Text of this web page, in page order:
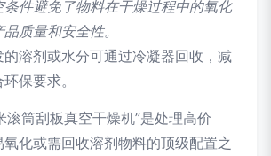
条件避免了物料在干燥过程中的氧化
质量和安全性。
的溶剂或水分可通过冷凝器回收，减
保要求。
滚筒刮板真空干燥机”是处理高价
化或需回收溶剂物料的顶级配置之